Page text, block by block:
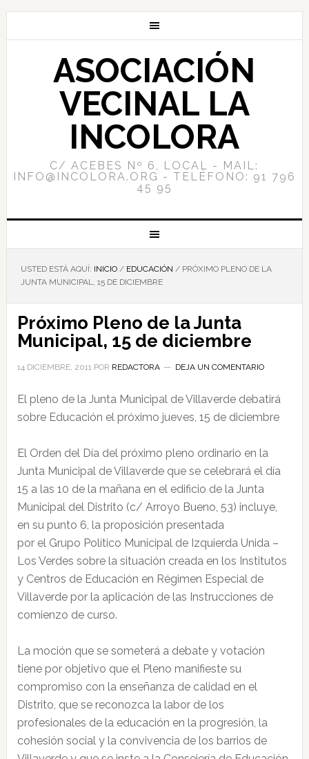
ASOCIACIÓN
VECINAL LA
INCOLORA
C/ ACEBES Nº 6, LOCAL - MAIL:
INFO@INCOLORA.ORG - TELÉFONO: 91 796
45 95
USTED ESTÁ AQUÍ: INICIO / EDUCACIÓN /PRÓXIMO PLENO DE LA
JUNTA MUNICIPAL, 15 DE DICIEMBRE
Próximo Pleno de la Junta
Municipal, 15 de diciembre
14 DICIEMBRE, 2011POR REDACTORA DEJA UN COMENTARIO
El pleno de la Junta Municipal de Villaverde debatirá
sobre Educación el próximo jueves, 15 de diciembre
El Orden del Día del próximo pleno ordinario en la
Junta Municipal de Villaverde que se celebrará el día
15 a las 10 de la mañana en el edificio de la Junta
Municipal del Distrito (c/ Arroyo Bueno, 53) incluye,
en su punto 6, la proposición presentada
por el Grupo Político Municipal de Izquierda Unida –
Los Verdes sobre la situación creada en los Institutos
y Centros de Educación en Régimen Especial de
Villaverde por la aplicación de las Instrucciones de
comienzo de curso.
La moción que se someterá a debate y votación
tiene por objetivo que el Pleno manifieste su
compromiso con la enseñanza de calidad en el
Distrito, que se reconozca la labor de los
profesionales de la educación en la progresión, la
cohesión social y la convivencia de los barrios de